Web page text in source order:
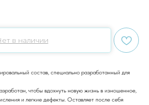
в наличии
состав, специально разработанный для
чтобы вдохнуть новую жизнь в изношенное,
и легкие дефекты. Оставляет после себя